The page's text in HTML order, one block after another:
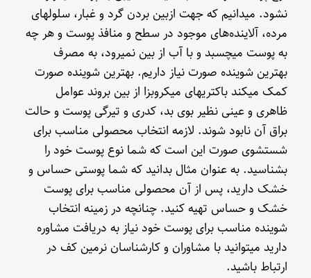
نشود. میدانیم که جهت ازبین بردن گرد و غبار، سلولهای
مرده، آلاینده‌های موجود در سطح و منافذ پوست و هر چه
به پوست میچسبد و با آب از بین نمیرود، به مصرف
بهترین شوینده صورت نیاز داریم. بهترین شوینده صورت
کمک میکند باکتریهای میکروبزا از بین بروند عوامل
ظاهری و عینی نظیر بوی بد، کدری و تیرگی پوست و حالت
براق آن نابود شوند. لازمه انتخاب محصولی مناسب برای
شستشوی صورت این است که شما نوع پوست خود را
بشناسید. به عنوان مثال بدانید که شما پوستی حساس و
خشک دارید، پس از آن محصولی مناسب برای پوست
خشک و حساس تهیه کنید. چنانچه در زمینه انتخاب
شوینده مناسب برای پوست خود نیاز به دریافت مشاوره
دارید میتوانید با مشاوران و کارشناسان نرمین کف در
ارتباط باشید.